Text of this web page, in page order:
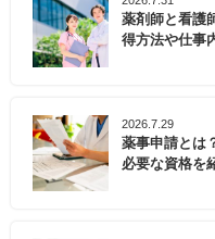
薬剤師と看護
得方法や仕事
2026.7.29
薬事申請とは
必要な資格を